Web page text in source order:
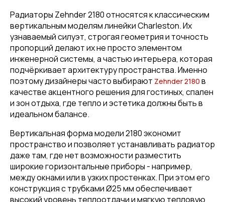
Радиаторы Zehnder 2180 относятся к классическим
вертикальным моделям линейки Charleston. Их
узнаваемый силуэт, строгая геометрия и точность
пропорций делают их не просто элементом
инженерной системы, а частью интерьера, которая
подчёркивает архитектуру пространства. Именно
поэтому дизайнеры часто выбирают Zehnder 2180 в
качестве акцентного решения для гостиных, спален
и зон отдыха, где тепло и эстетика должны быть в
идеальном балансе.
Вертикальная форма модели 2180 экономит
пространство и позволяет устанавливать радиатор
даже там, где нет возможности разместить
широкие горизонтальные приборы - например,
между окнами или в узких простенках. При этом его
конструкция с трубками Ø25 мм обеспечивает
высокий уровень теплоотдачи и мягкую тепловую